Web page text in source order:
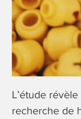
L’étude
recherche de